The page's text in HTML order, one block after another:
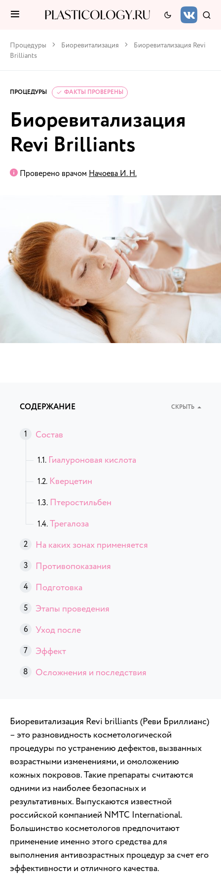
Процедуры Биоревитализация
Биоревитализация Revi
Brilliants
ПРОЦЕДУРЫ ФАКТЫ ПРОВЕРЕНЫ
Биоревитализация
Revi Brilliants
Проверено врачом Начоева И. Н.
СОДЕРЖАНИЕ СКРЫТЬ
Состав
Гиалуроновая кислота
Кверцетин
Птеростильбен
Трегалоза
На каких зонах применяется
Противопоказания
Подготовка
Этапы проведения
Уход после
Эффект
Осложнения и последствия
Биоревитализация Revi brilliants (Реви Бриллианс)
– это разновидность косметологической
процедуры по устранению дефектов, вызванных
возрастными изменениями, и омоложению
кожных покровов. Такие препараты считаются
одними из наиболее безопасных и
результативных. Выпускаются известной
российской компанией NMTC International.
Большинство косметологов предпочитают
применение именно этого средства для
выполнения антивозрастных процедур за счет его
эффективности и отличного качества.